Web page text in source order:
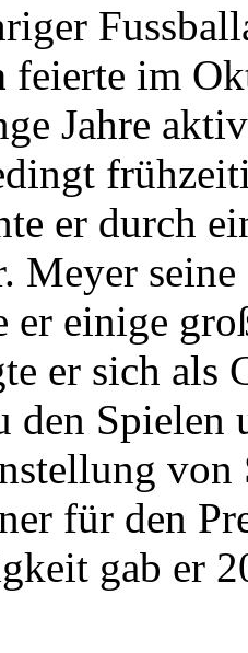
feierte im
Jahre
er durch
Meyer
er einige
er sich als
den Spielen
für den
gab er